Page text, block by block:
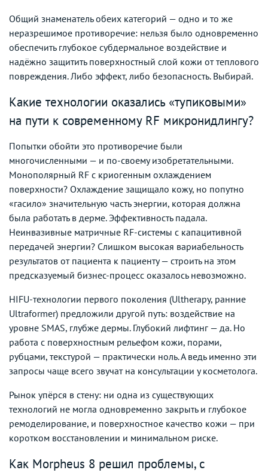
Общий знаменатель обеих категорий — одно и то же
неразрешимое противоречие: нельзя было одновременно
обеспечить глубокое субдермальное воздействие и
надёжно защитить поверхностный слой кожи от теплового
повреждения. Либо эффект, либо безопасность. Выбирай.
Какие технологии оказались «тупиковыми»
на пути к современному RF микронидлингу?
Попытки обойти это противоречие были
многочисленными — и по-своему изобретательными.
Монополярный RF с криогенным охлаждением
поверхности? Охлаждение защищало кожу, но попутно
«гасило» значительную часть энергии, которая должна
была работать в дерме. Эффективность падала.
Неинвазивные матричные RF-системы с капацитивной
передачей энергии? Слишком высокая вариабельность
результатов от пациента к пациенту — строить на этом
предсказуемый бизнес-процесс оказалось невозможно.
HIFU-технологии первого поколения (Ultherapy, ранние
Ultraformer) предложили другой путь: воздействие на
уровне SMAS, глубже дермы. Глубокий лифтинг — да. Но
работа с поверхностным рельефом кожи, порами,
рубцами, текстурой — практически ноль. А ведь именно эти
запросы чаще всего звучат на консультации у косметолога.
Рынок упёрся в стену: ни одна из существующих
технологий не могла одновременно закрыть и глубокое
ремоделирование, и поверхностное качество кожи — при
коротком восстановлении и минимальном риске.
Как Morpheus 8 решил проблемы, с